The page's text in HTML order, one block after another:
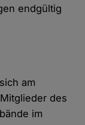
endgültig
am
des
im